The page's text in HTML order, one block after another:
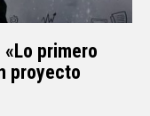
primero
proyecto